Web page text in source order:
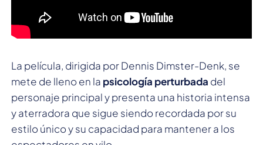
La película, dirigida por Dennis Dimster-Denk, se
mete de lleno en la psicología perturbada del
personaje principal y presenta una historia intensa
y aterradora que sigue siendo recordada por su
estilo único y su capacidad para mantener a los